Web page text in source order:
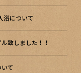
浴について
致しました！！
て